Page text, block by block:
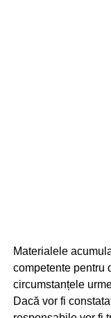
Materialele
competente pentru
circumstanțele
Dacă vor fi